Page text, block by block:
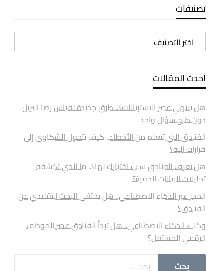
تصنيفات
تصنيفات
أحدث المقالات
هل ينتهي عصر الاستبيانات؟.. طرق جديدة لقياس رضا النزيل
دون طرح سؤال واحد
الفنادق التي تتعلم من الأخطاء.. كيف تتحول الشكاوى إلى
قرارات آلية؟
هل تعرف الفنادق سبب اختيارك لها؟.. ما الذي تكشفه
تحليلات البيانات الخفية؟
الحجز عبر الذكاء الاصطناعي.. هل يختفي البحث التقليدي عن
الفنادق؟
وكلاء الذكاء الاصطناعي.. هل تبدأ الفنادق عصر الموظف
الرقمي المستقل؟